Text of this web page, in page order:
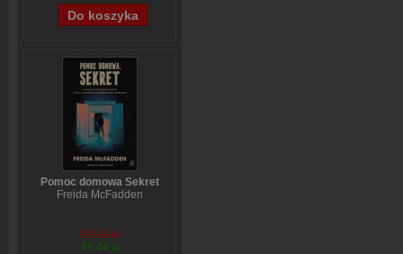
Pomoc domowa Sekret
Freida McFadden
52,25 zł
39,44 zł